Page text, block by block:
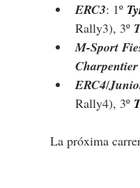
ERC3: 1º
Rally3), 3º
M-Sport
Charpentier
ERC4/
Rally4), 3º
La próxima